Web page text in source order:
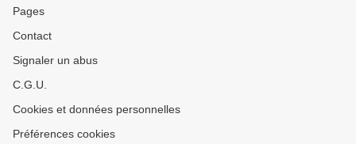
Pages
Contact
Signaler un abus
C.G.U.
Cookies et données personnelles
Préférences cookies